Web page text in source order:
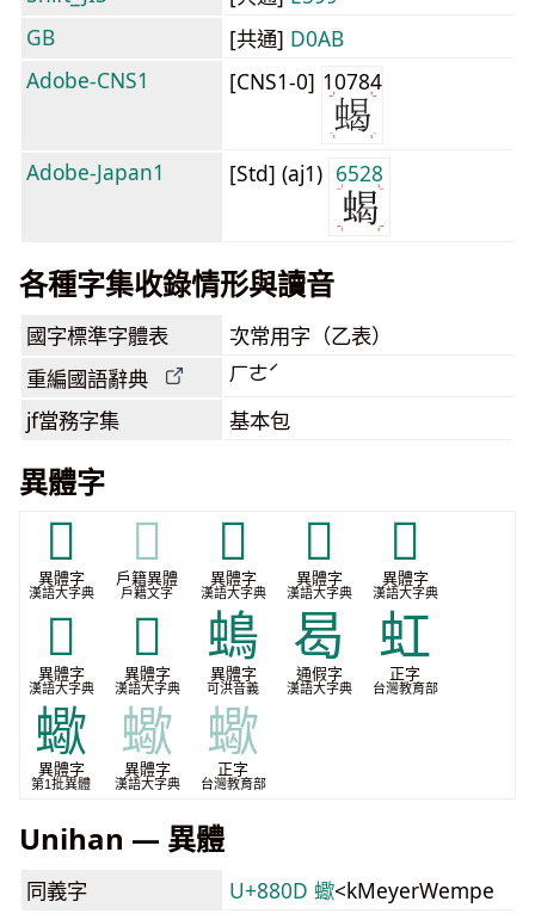
GB
[共通] D0AB
Adobe-CNS1
[CNS1-0] 10784
Adobe-Japan1 [Std] (aj1) 6528
各種字集收錄情形與讀音
國字標準字體表 次常用字（乙表）
重編國語辭典 ㄏㄜˊ
jf當務字集 基本包
異體字
𧒤
異體字
漢語大字典
𧒤
戶籍異體
戶籍文字
𧓃
異體字
漢語大字典
𧓚
異體字
漢語大字典
𧔄
異體字
漢語大字典
𧕔
異體字
漢語大字典
𧖁
異體字
漢語大字典
䳋
異體字
可洪音義
曷
通假字
漢語大字典
虹
正字
台灣教育部
蠍
異體字
第1批異體
蠍
異體字
漢語大字典
蠍
正字
台灣教育部
Unihan — 異體
同義字 U+880D 蠍<kMeyerWempe